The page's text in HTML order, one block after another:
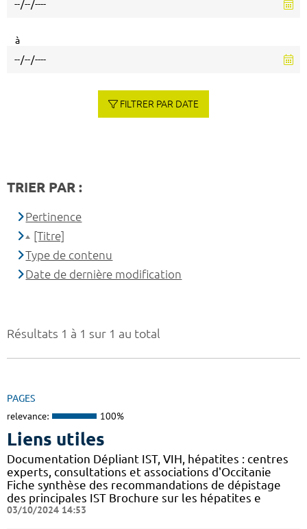
Résultats 1 à 1 sur 1 au total
PAGES
relevance: 100%
Liens utiles
Documentation Dépliant IST, VIH, hépatites : centres
experts, consultations et associations d'Occitanie
Fiche synthèse des recommandations de dépistage
des principales IST Brochure sur les hépatites e
03/10/2024 14:53
à
FILTRER PAR DATE
TRIER PAR :
Pertinence
[Titre]
Type de contenu
Date de dernière modification